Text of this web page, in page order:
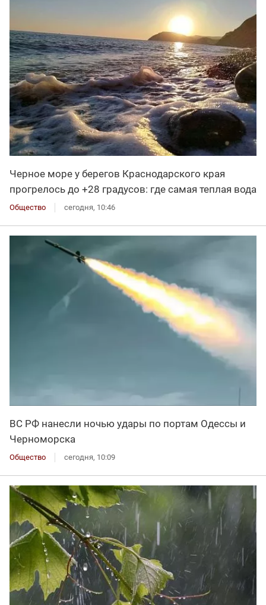
Черное море у берегов Краснодарского края
прогрелось до +28 градусов: где самая теплая вода
Общество сегодня, 10:46
ВС РФ нанесли ночью удары по портам Одессы и
Черноморска
Общество сегодня, 10:09